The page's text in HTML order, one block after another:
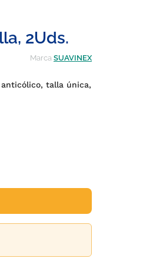
2Uds.
Marca SUAVINEX
talla única,